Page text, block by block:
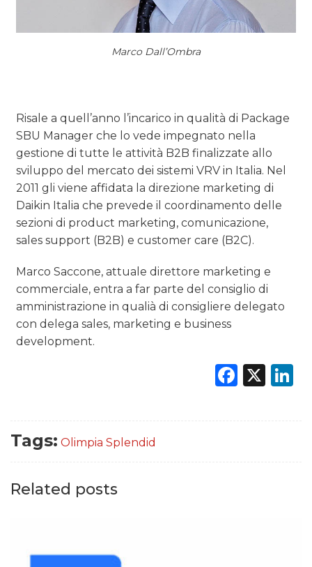
Marco Dall’Ombra
Risale a quell’anno l’incarico in qualità di Package
SBU Manager che lo vede impegnato nella
gestione di tutte le attività B2B finalizzate allo
sviluppo del mercato dei sistemi VRV in Italia. Nel
2011 gli viene affidata la direzione marketing di
Daikin Italia che prevede il coordinamento delle
sezioni di product marketing, comunicazione,
sales support (B2B) e customer care (B2C).
Marco Saccone, attuale direttore marketing e
commerciale, entra a far parte del consiglio di
amministrazione in qualià di consigliere delegato
con delega sales, marketing e business
development.
X
Tags: Olimpia Splendid
Related posts